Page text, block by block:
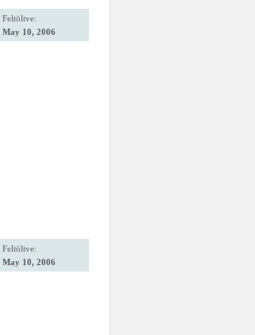
Feltöltve:
May 10, 2006
Feltöltve:
May 10, 2006